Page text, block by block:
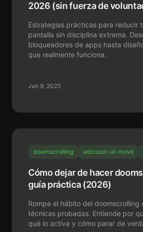
2026 (sin fuerza de
Estrategias prácticas para reducir
pantalla sin disciplina extrema.
bloqueadores de apps hasta
que realmente funciona.
Jun 9, 2025
doomscrolling adiccion-al-movil
Cómo dejar de hacer
guía práctica (2026)
Rompe el hábito del doomscrolling
técnicas probadas. Entiende por
qué lo activa y cómo parar de